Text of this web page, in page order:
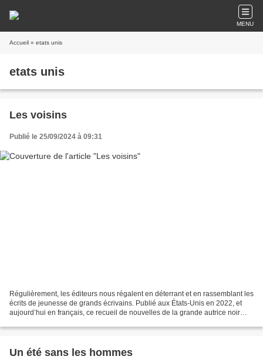
MENU
Accueil » etats unis
etats unis
Les voisins
Publié le 25/09/2024 à 09:31
Régulièrement, les éditeurs nous régalent en déterrant et en rassemblant les
écrits de jeunesse de grands écrivains. Publié aux États-Unis en 2022, et
aujourd’hui en français, ce recueil de nouvelles de la grande autrice noir
Un été sans les hommes